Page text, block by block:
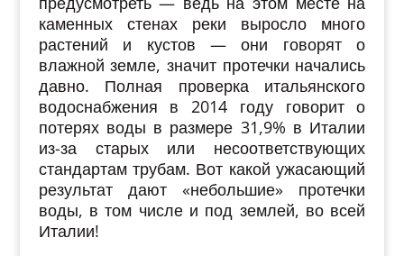
каменных стенах реки выросло много
растений и кустов — они говорят о
влажной земле, значит протечки начались
давно. Полная проверка итальянского
водоснабжения в 2014 году говорит о
потерях воды в размере 31,9% в Италии
из-за старых или несоответствующих
стандартам трубам. Вот какой ужасающий
результат дают «небольшие» протечки
воды, в том числе и под землей, во всей
Италии!